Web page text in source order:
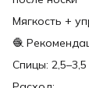
Мягкость +
🧶
Спицы: